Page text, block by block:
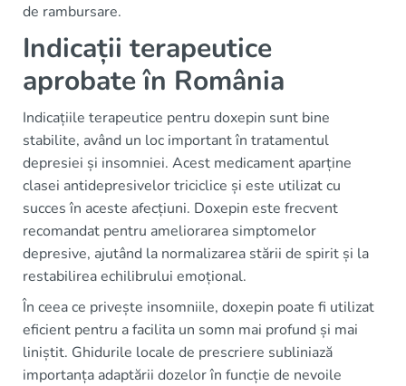
de rambursare.
Indicații terapeutice
aprobate în România
Indicațiile terapeutice pentru doxepin sunt bine
stabilite, având un loc important în tratamentul
depresiei și insomniei. Acest medicament aparține
clasei antidepresivelor triciclice și este utilizat cu
succes în aceste afecțiuni. Doxepin este frecvent
recomandat pentru ameliorarea simptomelor
depresive, ajutând la normalizarea stării de spirit și la
restabilirea echilibrului emoțional.
În ceea ce privește insomniile, doxepin poate fi utilizat
eficient pentru a facilita un somn mai profund și mai
liniștit. Ghidurile locale de prescriere subliniază
importanța adaptării dozelor în funcție de nevoile